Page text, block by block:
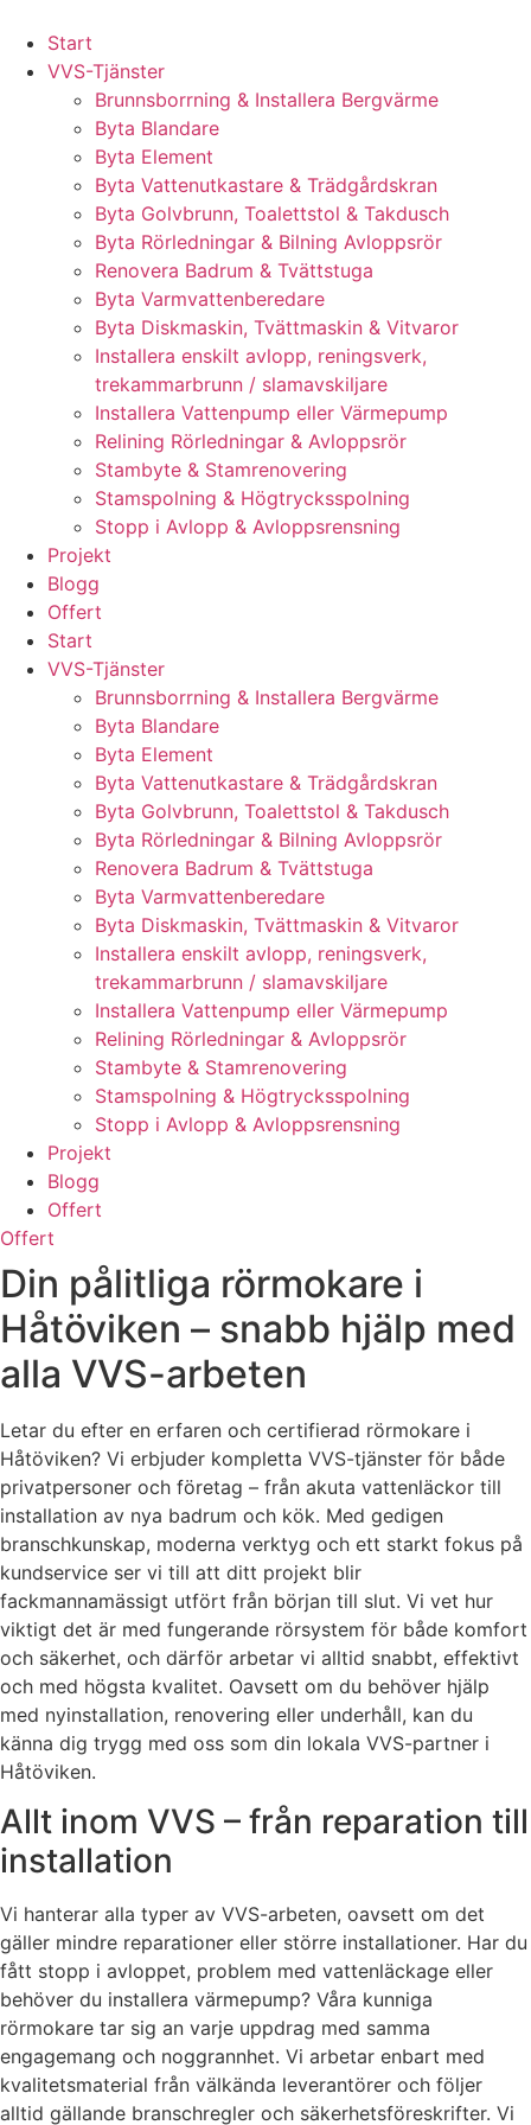
content
Start
VVS-Tjänster
Brunnsborrning & Installera Bergvärme
Byta Blandare
Byta Element
Byta Vattenutkastare & Trädgårdskran
Byta Golvbrunn, Toalettstol & Takdusch
Byta Rörledningar & Bilning Avloppsrör
Renovera Badrum & Tvättstuga
Byta Varmvattenberedare
Byta Diskmaskin, Tvättmaskin & Vitvaror
Installera enskilt avlopp, reningsverk,
trekammarbrunn / slamavskiljare
Installera Vattenpump eller Värmepump
Relining Rörledningar & Avloppsrör
Stambyte & Stamrenovering
Stamspolning & Högtrycksspolning
Stopp i Avlopp & Avloppsrensning
Projekt
Blogg
Offert
Start
VVS-Tjänster
Brunnsborrning & Installera Bergvärme
Byta Blandare
Byta Element
Byta Vattenutkastare & Trädgårdskran
Byta Golvbrunn, Toalettstol & Takdusch
Byta Rörledningar & Bilning Avloppsrör
Renovera Badrum & Tvättstuga
Byta Varmvattenberedare
Byta Diskmaskin, Tvättmaskin & Vitvaror
Installera enskilt avlopp, reningsverk,
trekammarbrunn / slamavskiljare
Installera Vattenpump eller Värmepump
Relining Rörledningar & Avloppsrör
Stambyte & Stamrenovering
Stamspolning & Högtrycksspolning
Stopp i Avlopp & Avloppsrensning
Projekt
Blogg
Offert
Offert
Din pålitliga rörmokare i
Håtöviken – snabb hjälp med
alla VVS-arbeten
Letar du efter en erfaren och certifierad rörmokare i
Håtöviken? Vi erbjuder kompletta VVS-tjänster för både
privatpersoner och företag – från akuta vattenläckor till
installation av nya badrum och kök. Med gedigen
branschkunskap, moderna verktyg och ett starkt fokus på
kundservice ser vi till att ditt projekt blir
fackmannamässigt utfört från början till slut. Vi vet hur
viktigt det är med fungerande rörsystem för både komfort
och säkerhet, och därför arbetar vi alltid snabbt, effektivt
och med högsta kvalitet. Oavsett om du behöver hjälp
med nyinstallation, renovering eller underhåll, kan du
känna dig trygg med oss som din lokala VVS-partner i
Håtöviken.
Allt inom VVS – från reparation till
installation
Vi hanterar alla typer av VVS-arbeten, oavsett om det
gäller mindre reparationer eller större installationer. Har du
fått stopp i avloppet, problem med vattenläckage eller
behöver du installera värmepump? Våra kunniga
rörmokare tar sig an varje uppdrag med samma
engagemang och noggrannhet. Vi arbetar enbart med
kvalitetsmaterial från välkända leverantörer och följer
alltid gällande branschregler och säkerhetsföreskrifter. Vi